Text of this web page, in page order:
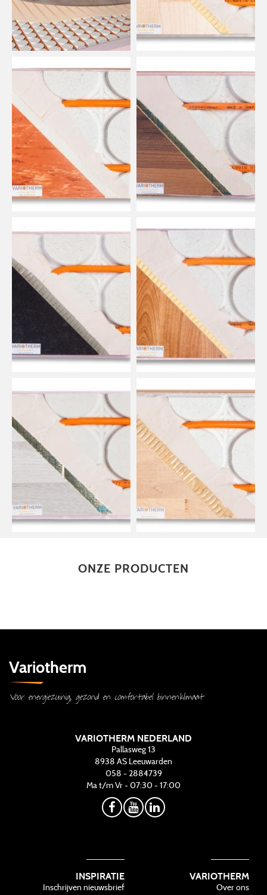
ONZE PRODUCTEN
Variotherm
Voor energiezuinig, gezond en comfortabel binnenklimaat
VARIOTHERM NEDERLAND
Pallasweg 13
8938 AS Leeuwarden
058 - 2884739
Ma t/m Vr - 07:30 - 17:00
INSPIRATIE
Inschrijven nieuwsbrief
VARIOTHERM
Over ons